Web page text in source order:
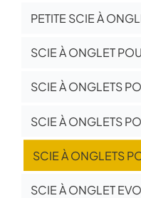
PETITE SCIE À
SCIE À ONGLET
SCIE À ONGLETS
SCIE À ONGLETS
SCIE À ONGLETS
SCIE À ONGLET